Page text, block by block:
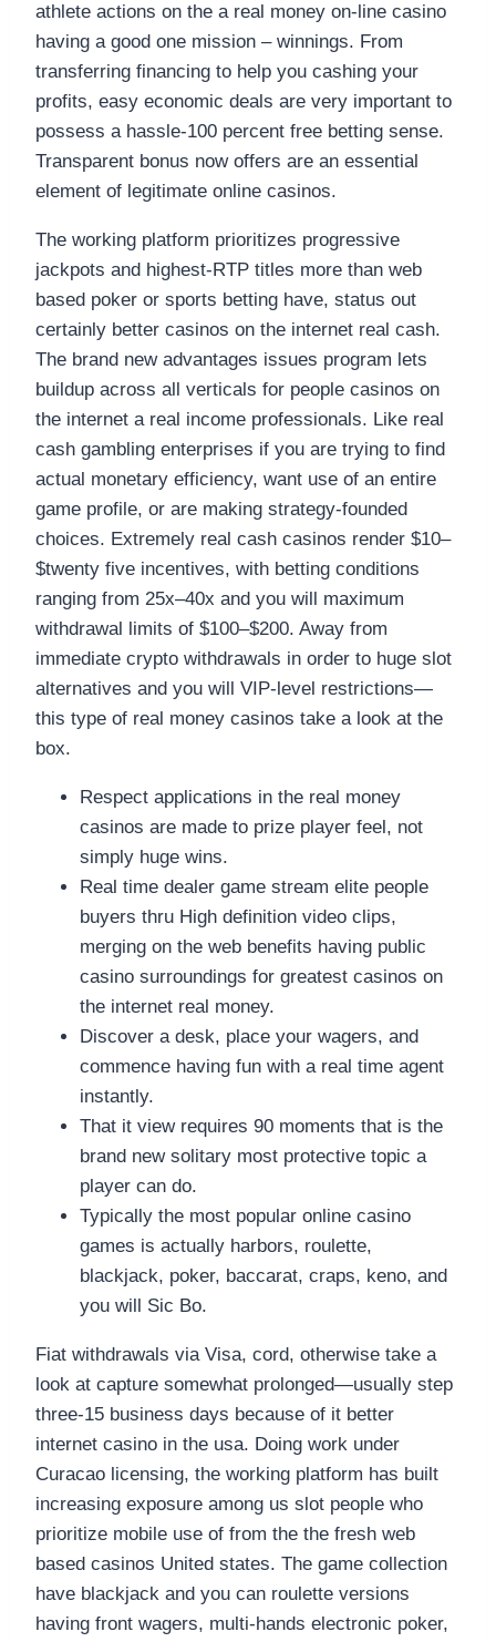
athlete actions on the a real money on-line casino
having a good one mission – winnings. From
transferring financing to help you cashing your
profits, easy economic deals are very important to
possess a hassle-100 percent free betting sense.
Transparent bonus now offers are an essential
element of legitimate online casinos.
The working platform prioritizes progressive
jackpots and highest-RTP titles more than web
based poker or sports betting have, status out
certainly better casinos on the internet real cash.
The brand new advantages issues program lets
buildup across all verticals for people casinos on
the internet a real income professionals. Like real
cash gambling enterprises if you are trying to find
actual monetary efficiency, want use of an entire
game profile, or are making strategy-founded
choices. Extremely real cash casinos render $10–
$twenty five incentives, with betting conditions
ranging from 25x–40x and you will maximum
withdrawal limits of $100–$200. Away from
immediate crypto withdrawals in order to huge slot
alternatives and you will VIP-level restrictions—
this type of real money casinos take a look at the
box.
Respect applications in the real money
casinos are made to prize player feel, not
simply huge wins.
Real time dealer game stream elite people
buyers thru High definition video clips,
merging on the web benefits having public
casino surroundings for greatest casinos on
the internet real money.
Discover a desk, place your wagers, and
commence having fun with a real time agent
instantly.
That it view requires 90 moments that is the
brand new solitary most protective topic a
player can do.
Typically the most popular online casino
games is actually harbors, roulette,
blackjack, poker, baccarat, craps, keno, and
you will Sic Bo.
Fiat withdrawals via Visa, cord, otherwise take a
look at capture somewhat prolonged—usually step
three-15 business days because of it better
internet casino in the usa. Doing work under
Curacao licensing, the working platform has built
increasing exposure among us slot people who
prioritize mobile use of from the the fresh web
based casinos United states. The game collection
have blackjack and you can roulette versions
having front wagers, multi-hands electronic poker,